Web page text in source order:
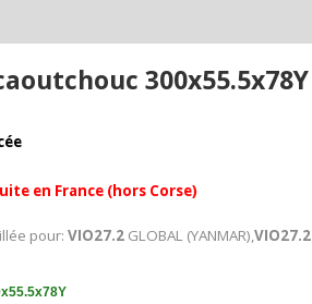
300x55.5x78Y
en France (hors Corse)
pour: VIO27.2 GLOBAL (YANMAR),VIO27.2